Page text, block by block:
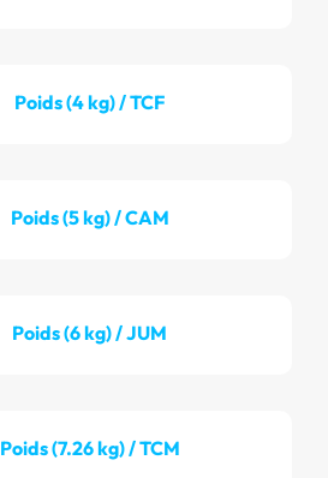
Poids (4 kg) / TCF
Poids (5 kg) / CAM
Poids (6 kg) / JUM
Poids (7.26 kg) / TCM